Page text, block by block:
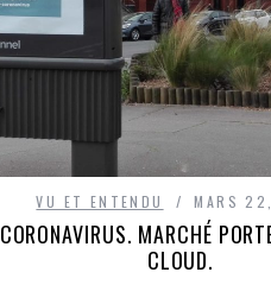
VU ET ENTENDU MARS
CORONAVIRUS. MARCHÉ
CLOUD.